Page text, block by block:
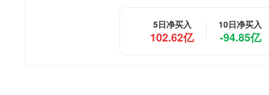
5日净买入
102.62亿
10日净买入
-94.85亿